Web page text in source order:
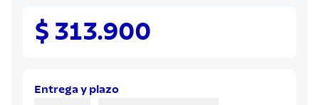
$ 313.900
Entrega y plazo
cuchillo